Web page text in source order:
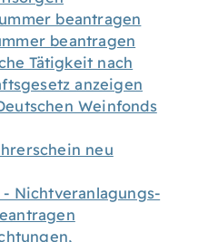
beantragen
beantragen
Tätigkeit nach
anzeigen
Weinfonds
neu
Nichtveranlagungs-